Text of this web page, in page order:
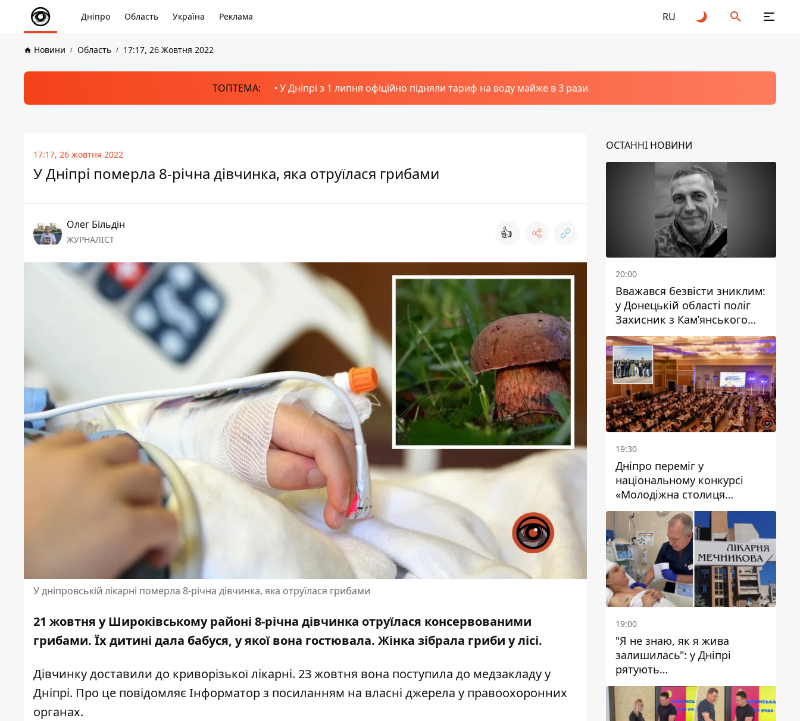
Дніпро Область Україна Реклама RU
Новини Область 17:17, 26 Жовтня 2022
ТОПТЕМА: У Дніпрі з 1 липня офіційно підняли тариф на воду майже в 3 рази
17:17, 26 жовтня 2022
У Дніпрі померла 8-річна дівчинка, яка отруїлася грибами
Олег Більдін
ЖУРНАЛІСТ 👍
У дніпровській лікарні померла 8-річна дівчинка, яка отруїлася грибами
21 жовтня у Широківському районі 8-річна дівчинка отруїлася консервованими
грибами. Їх дитині дала бабуся, у якої вона гостювала. Жінка зібрала гриби у лісі.
Дівчинку доставили до криворізької лікарні. 23 жовтня вона поступила до медзакладу у
Дніпрі. Про це повідомляє Інформатор з посиланням на власні джерела у правоохоронних
органах.
ОСТАННІ НОВИНИ
20:00
Вважався безвісти зниклим:
у Донецькій області поліг
Захисник з Кам’янського
Антон Красовський
19:30
Дніпро переміг у
національному конкурсі
«Молодіжна столиця
України – 2026»
19:00
"Я не знаю, як я жива
залишилась": у Дніпрі
рятують
військовослужбовицю та
мати чотирьох дітей, яку
поранив КАБ